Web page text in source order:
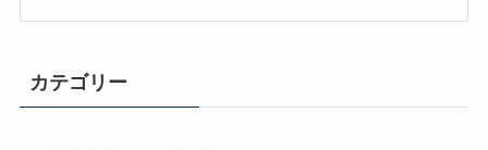
カテゴリー